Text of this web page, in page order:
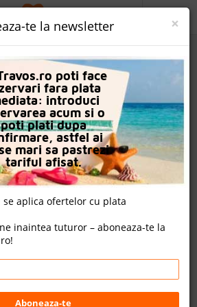
Hotel Imaret
Kavala, Grecia
×
te la newsletter
poti face
fara plata
introduci
acum si o
poti plati dupa
astfel ai
mari sa pastrezi
tariful afisat.
aplica ofertelor cu plata
inaintea tuturor – aboneaza-te la
Aboneaza-te